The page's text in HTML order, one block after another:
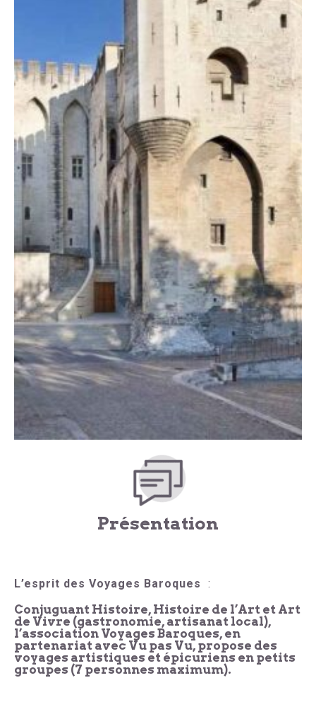
Présentation
L’esprit des Voyages Baroques :
Conjuguant Histoire, Histoire de l’Art et Art
de Vivre (gastronomie, artisanat local),
l’association Voyages Baroques, en
partenariat avec Vu pas Vu, propose des
voyages artistiques et épicuriens en petits
groupes (7 personnes maximum).